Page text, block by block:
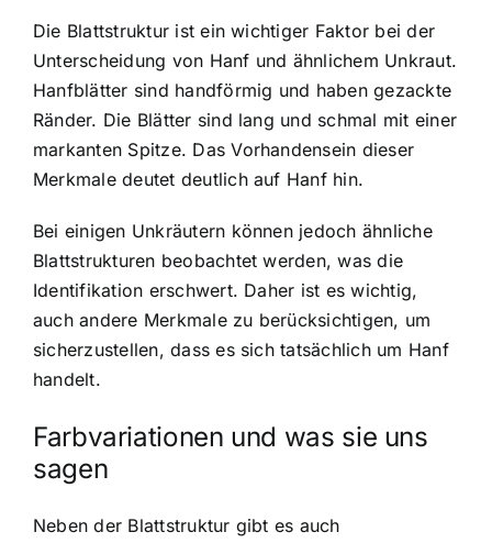
Die Blattstruktur ist ein wichtiger Faktor bei der
Unterscheidung von Hanf und ähnlichem Unkraut.
Hanfblätter sind handförmig und haben gezackte
Ränder. Die Blätter sind lang und schmal mit einer
markanten Spitze. Das Vorhandensein dieser
Merkmale deutet deutlich auf Hanf hin.
Bei einigen Unkräutern können jedoch ähnliche
Blattstrukturen beobachtet werden, was die
Identifikation erschwert. Daher ist es wichtig,
auch andere Merkmale zu berücksichtigen, um
sicherzustellen, dass es sich tatsächlich um Hanf
handelt.
Farbvariationen und was sie uns
sagen
Neben der Blattstruktur gibt es auch